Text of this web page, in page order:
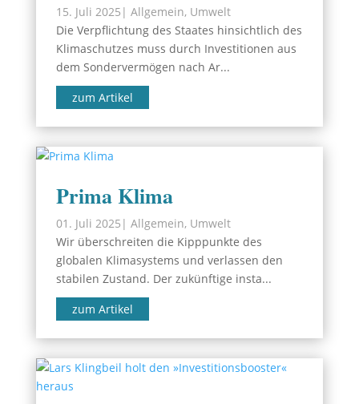
15. Juli 2025 | Allgemein, Umwelt
Die Verpflichtung des Staates hinsichtlich des
Klimaschutzes muss durch Investitionen aus
dem Sondervermögen nach Ar...
zum Artikel
Prima Klima
01. Juli 2025 | Allgemein, Umwelt
Wir überschreiten die Kipppunkte des
globalen Klimasystems und verlassen den
stabilen Zustand. Der zukünftige insta...
zum Artikel